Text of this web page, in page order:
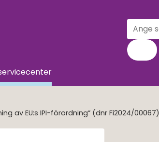
Till innehållet
Sök
av EU:s IPI-förordning” (dnr Fi2024/00067)